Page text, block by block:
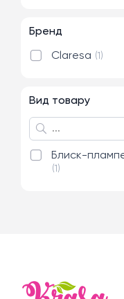
Бренд
Claresa 1
Вид товару
Блиск-
1